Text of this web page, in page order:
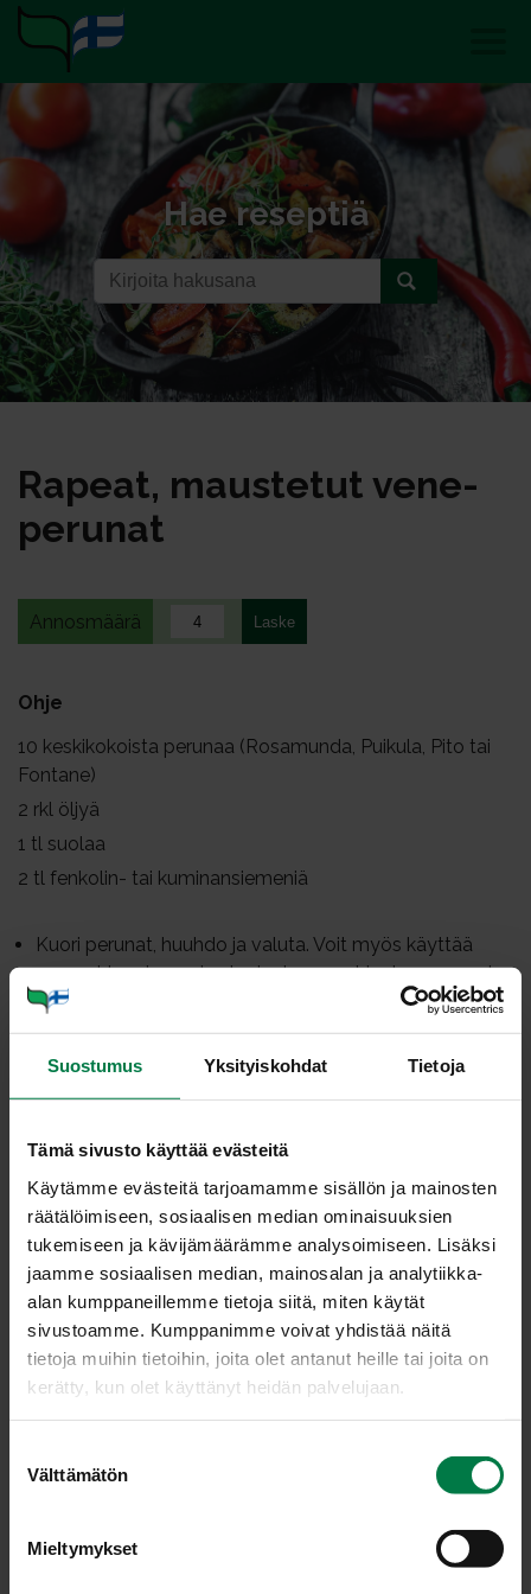
Suostumus Yksityiskohdat Tietoja
Tämä sivusto käyttää evästeitä
Käytämme evästeitä tarjoamamme sisällön ja mainosten
räätälöimiseen, sosiaalisen median ominaisuuksien
tukemiseen ja kävijämäärämme analysoimiseen. Lisäksi
jaamme sosiaalisen median, mainosalan ja analytiikka-
alan kumppaneillemme tietoja siitä, miten käytät
sivustoamme. Kumppanimme voivat yhdistää näitä
tietoja muihin tietoihin, joita olet antanut heille tai joita on
kerätty, kun olet käyttänyt heidän palvelujaan.
Välttämätön
Mieltymykset
Hae reseptiä
Ra­peat, maus­te­tut ve­ne­
pe­ru­nat
Annosmäärä
Ohje
10 keskikokoista perunaa (Rosamunda, Puikula, Pito tai
Fontane)
2 rkl öljyä
1 tl suolaa
2 tl fenkolin- tai kuminansiemeniä
Kuori perunat, huuhdo ja valuta. Voit myös käyttää
perunat kuorineen, jos harjaat perunat juoksevan veden
alla huolellisesti.
Peitä uunipannu leivinpaperilla.
Leikkaa perunat pitkittäin ensin kahteen osaan ja
puolikkaat vielä 3 – 4 lohkoon suoraan keoksi
päälle öljyä, ripottele suolaa sekä huhmaress rouhittua
fenkolia tai kuminaa.
Sekoita kahdella haarukalla tai puhtain käsin nostellen
niin, että mausteet levittyvät tasaisesti.
Levitä perunat tasaiseksi kerrokseksi.
Kypsennä 200 asteessa ensin uunin keskiritilätasolla
noin 15 minuuttia ja sitten yläritilätasolla noin 15
minuuttia. Tarkkaile perunoiden kypsymistä ja kokeile
välillä tikulla. Kypsymisaikaan vaikuttaa
Ohje: Kotimaiset Kasvikset ry.